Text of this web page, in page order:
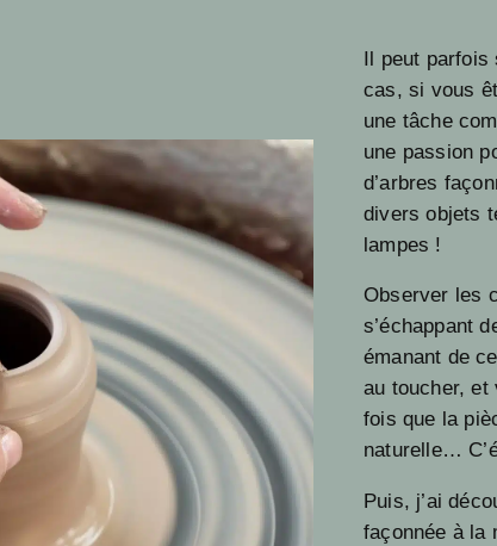
Il peut parfois
cas, si vous
une tâche
une passion
d’arbres
divers objets
lampes !
Observer les
s’échappant
émanant de
au toucher, et
fois que la
naturelle…
Puis, j’ai
façonnée à la